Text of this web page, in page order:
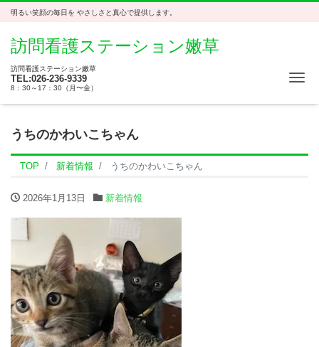
明るい笑顔の毎日を やさしさと真心で提供します。
訪問看護ステーション嫩草
訪問看護ステーション嫩草
TEL:026-236-9339
8：30～17：30（月〜金）
うちのかわいこちゃん
TOP 新着情報 うちのかわいこちゃん
2026年1月13日 新着情報